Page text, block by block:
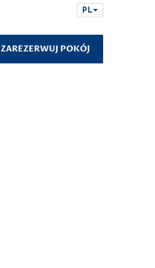
PL
ZAREZERWUJ POKÓJ